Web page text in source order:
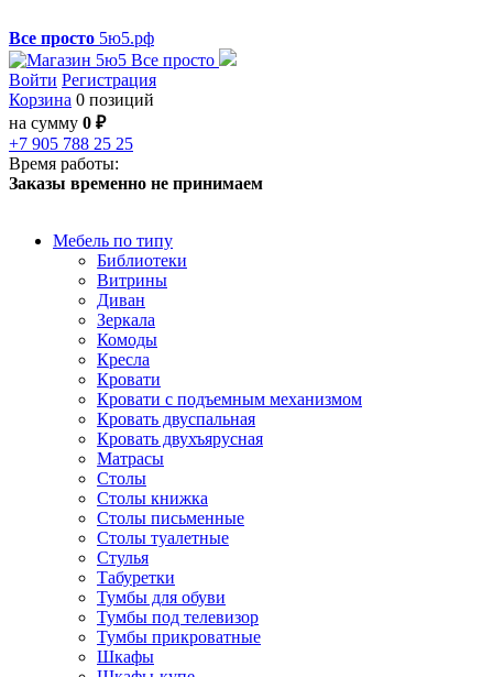
Все просто 5ю5.рф
Войти Регистрация
Корзина 0 позиций
на сумму 0 ₽
+7 905 788 25 25
Время работы:
Заказы временно не принимаем
Мебель по типу
Библиотеки
Витрины
Диван
Зеркала
Комоды
Кресла
Кровати
Кровати с подъемным механизмом
Кровать двуспальная
Кровать двухъярусная
Матрасы
Столы
Столы книжка
Столы письменные
Столы туалетные
Стулья
Табуретки
Тумбы для обуви
Тумбы под телевизор
Тумбы прикроватные
Шкафы